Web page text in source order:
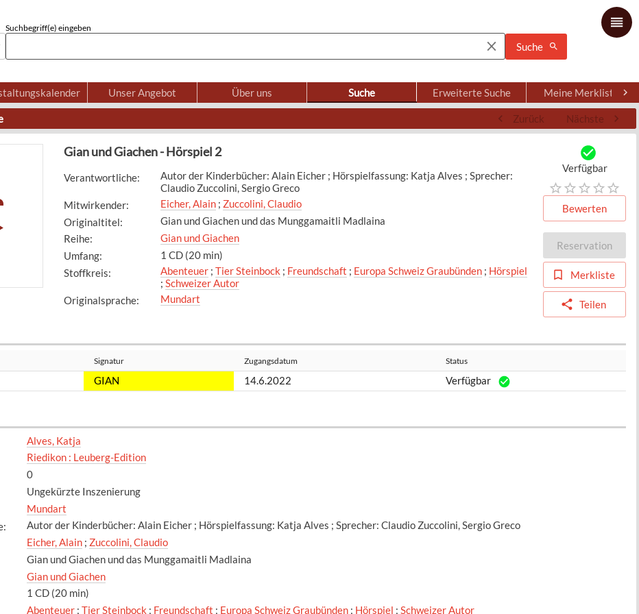
Suchbegriff(e) eingeben
Suche
Unser Angebot Über uns Suche Erweiterte Suche Meine Merkliste
Zurück Nächste
Gian und Giachen - Hörspiel 2
Verantwortliche:
Autor der Kinderbücher: Alain Eicher ; Hörspielfassung: Katja Alves ; Sprecher:
Claudio Zuccolini, Sergio Greco
Mitwirkender: Eicher, Alain; Zuccolini, Claudio
Originaltitel:
Gian und Giachen und das Munggamaitli Madlaina
Reihe:
Gian und Giachen
Umfang:
1 CD (20 min)
Stoffkreis: Abenteuer; Tier Steinbock ; Freundschaft ; Europa Schweiz Graubünden; Hörspiel
; Schweizer Autor
Originalsprache: Mundart
Verfügbar
Bewerten
Reservation
Merkliste
Teilen
Signatur Zugangsdatum Status
GIAN 14.6.2022 Verfügbar
Alves, Katja
Riedikon : Leuberg-Edition
0
Ungekürzte Inszenierung
Mundart
:
Autor der Kinderbücher: Alain Eicher ; Hörspielfassung: Katja Alves ; Sprecher: Claudio Zuccolini, Sergio Greco
Eicher, Alain; Zuccolini, Claudio
Gian und Giachen und das Munggamaitli Madlaina
Gian und Giachen
1 CD (20 min)
Abenteuer; Tier Steinbock ; Freundschaft ; Europa Schweiz Graubünden; Hörspiel ; Schweizer Autor